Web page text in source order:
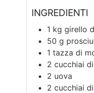
INGREDIENTI
1 kg girello
50 g
1 tazza di
2 cucchiai
2 uova
2 cucchiai